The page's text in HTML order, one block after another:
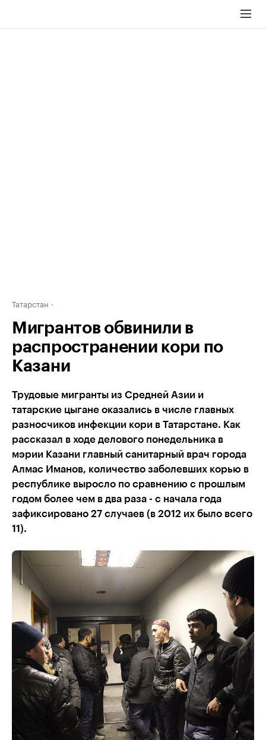
Татарстан
Мигрантов обвинили в
распространении кори по
Казани
Трудовые мигранты из Средней Азии и
татарские цыгане оказались в числе главных
разносчиков инфекции кори в Татарстане. Как
рассказал в ходе делового понедельника в
мэрии Казани главный санитарный врач города
Алмас Иманов, количество заболевших корью в
республике выросло по сравнению с прошлым
годом более чем в два раза - с начала года
зафиксировано 27 случаев (в 2012 их было всего
11).